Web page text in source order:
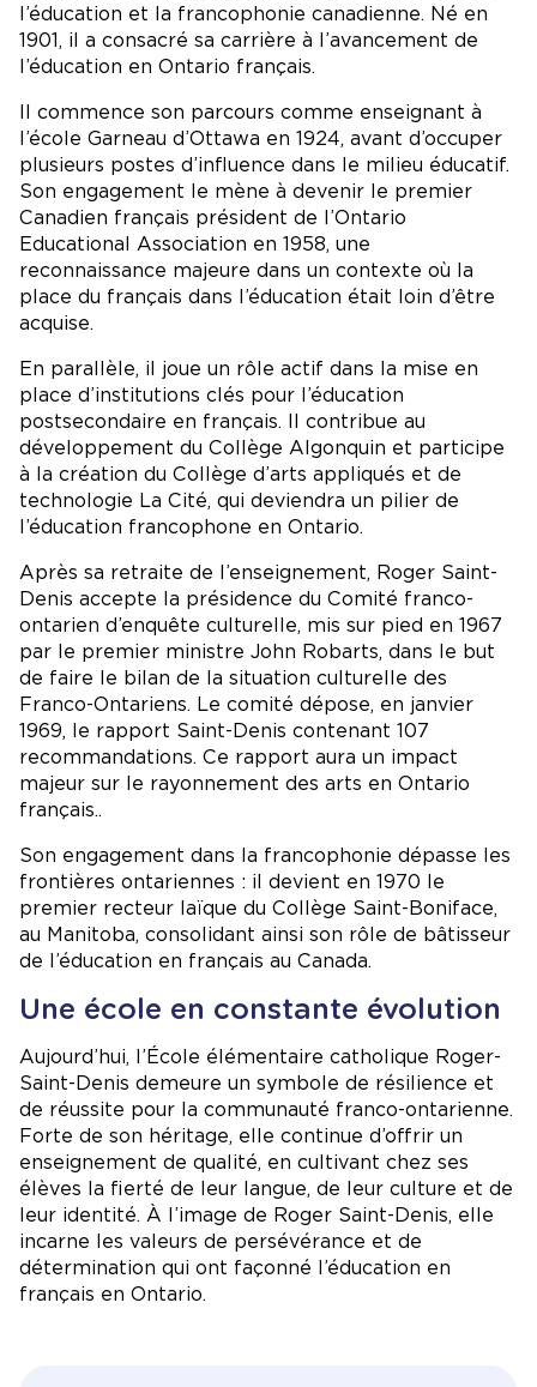
l’éducation et la francophonie canadienne. Né en
1901, il a consacré sa carrière à l’avancement de
l’éducation en Ontario français.
Il commence son parcours comme enseignant à
l’école Garneau d’Ottawa en 1924, avant d’occuper
plusieurs postes d’influence dans le milieu éducatif.
Son engagement le mène à devenir le premier
Canadien français président de l’Ontario
Educational Association en 1958, une
reconnaissance majeure dans un contexte où la
place du français dans l’éducation était loin d’être
acquise.
En parallèle, il joue un rôle actif dans la mise en
place d’institutions clés pour l’éducation
postsecondaire en français. Il contribue au
développement du Collège Algonquin et participe
à la création du Collège d’arts appliqués et de
technologie La Cité, qui deviendra un pilier de
l’éducation francophone en Ontario.
Après sa retraite de l’enseignement, Roger Saint-
Denis accepte la présidence du Comité franco-
ontarien d’enquête culturelle, mis sur pied en 1967
par le premier ministre John Robarts, dans le but
de faire le bilan de la situation culturelle des
Franco-Ontariens. Le comité dépose, en janvier
1969, le rapport Saint-Denis contenant 107
recommandations. Ce rapport aura un impact
majeur sur le rayonnement des arts en Ontario
français..
Son engagement dans la francophonie dépasse les
frontières ontariennes : il devient en 1970 le
premier recteur laïque du Collège Saint-Boniface,
au Manitoba, consolidant ainsi son rôle de bâtisseur
de l’éducation en français au Canada.
Une école en constante évolution
Aujourd’hui, l’École élémentaire catholique Roger-
Saint-Denis demeure un symbole de résilience et
de réussite pour la communauté franco-ontarienne.
Forte de son héritage, elle continue d’offrir un
enseignement de qualité, en cultivant chez ses
élèves la fierté de leur langue, de leur culture et de
leur identité. À l’image de Roger Saint-Denis, elle
incarne les valeurs de persévérance et de
détermination qui ont façonné l’éducation en
français en Ontario.